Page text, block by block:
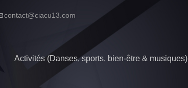
contact@ciacu13.com
Activités (Danses, sports, bien-être & musiques)